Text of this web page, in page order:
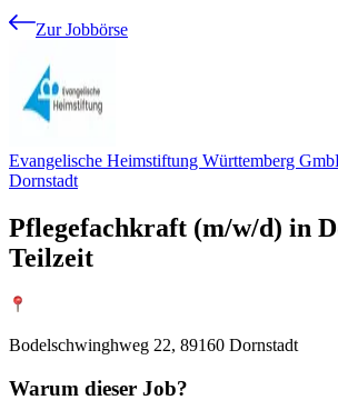
Zur Jobbörse
Evangelische Heimstiftung Württemberg
Dornstadt
Pflegefachkraft (m/w/d) in
Teilzeit
Bodelschwinghweg 22, 89160 Dornstadt
Warum dieser Job?